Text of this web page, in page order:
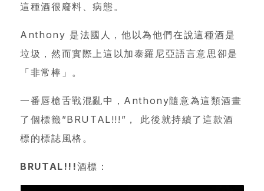
這種酒很廢料、病態。
Anthony 是法國人，他以為他們在說這種酒是
垃圾，然而實際上這以加泰羅尼亞語言意思卻是
「非常棒」。
一番唇槍舌戰混亂中，Anthony隨意為這類酒畫
了個標籤”BRUTAL!!!”， 此後就持續了這款酒
標的標誌風格。
BRUTAL!!!酒標：